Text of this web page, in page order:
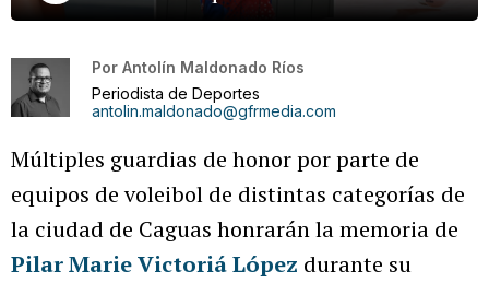
Por Antolín Maldonado Ríos
Periodista de Deportes
antolin.maldonado@gfrmedia.com
Múltiples guardias de honor por parte de
equipos de voleibol de distintas categorías de
la ciudad de Caguas honrarán la memoria de
Pilar Marie Victoriá López durante su